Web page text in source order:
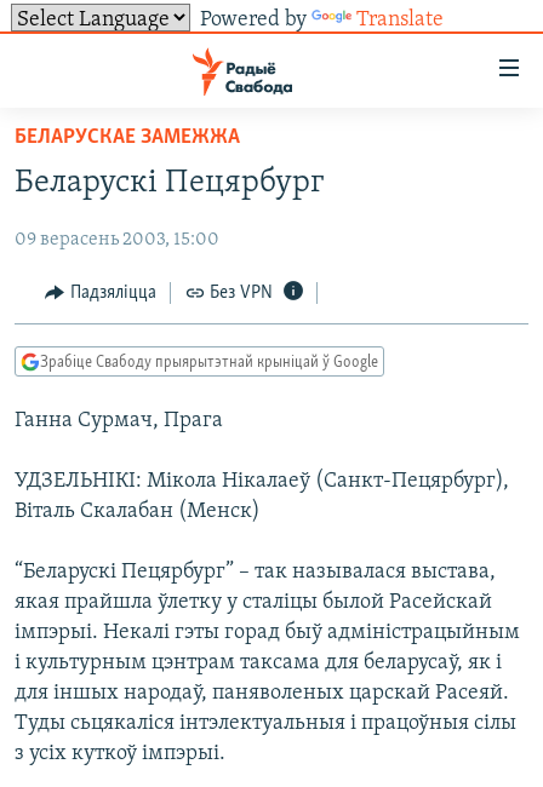
Powered by Translate
ўнівэрсальнага
доступу
Перайсьці
да
галоўнага
Перайсьці
да
галоўнай
навігацыі
Перайсьці
пошуку
УСЕ НАВІНЫ
ВІДЭА І ФОТА
ЛЮДЗІ
ЭКАНОМІКА
ВАЙНА
ПАЛІТВЯЗЬНІ
КАЛЯНДАР
ТОЛЬКІ НА СВАБОДЗЕ
ТЭСТЫ
БЛОГІ
ПАДКАСТЫ
КНІГІ
PREMIUM
НА ХВАЛЯХ СВАБОДЫ
СУВЯЗЬ
АБЫСЬЦІ БЛЯКАВАНЬНЕ
ПАДПІСАЦЦА
ПАДКАСТЫ
FACEBOOK
САЧЫЦЕ ЗА АБНАЎЛЕНЬНЯМІ
Усе сайты РС/РСЭ
БЕЛАРУСКАЕ ЗАМЕЖЖА
Беларускі Пецярбург
09 верасень 2003, 15:00
Падзяліцца Без VPN
Зрабіце Свабоду прыярытэтнай крыніцай ў Google
Ганна Сурмач, Прага
УДЗЕЛЬНІКІ: Мікола Нікалаеў (Санкт-Пецярбург),
Віталь Скалабан (Менск)
“Беларускі Пецярбург” – так называлася выстава,
якая прайшла ўлетку у сталіцы былой Расейскай
імпэрыі. Некалі гэты горад быў адміністрацыйным
і культурным цэнтрам таксама для беларусаў, як і
для іншых народаў, паняволеных царскай Расеяй.
Туды сьцякаліся інтэлектуальныя і працоўныя сілы
з усіх куткоў імпэрыі.